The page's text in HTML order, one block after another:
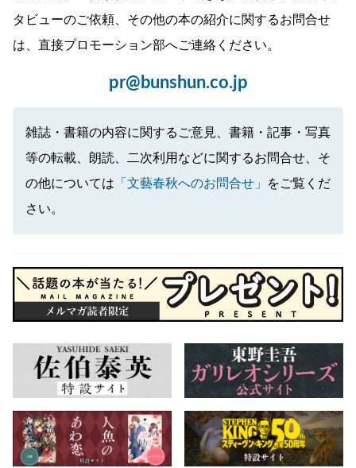
タビューのご依頼、その他の本の紹介に関するお問合せ
は、直接プロモーション部へご連絡ください。
pr@bunshun.co.jp
雑誌・書籍の内容に関するご意見、書籍・記事・写真
等の転載、朗読、二次利用などに関するお問合せ、そ
の他については 「文藝春秋へのお問合せ」
をご覧くだ
さい。